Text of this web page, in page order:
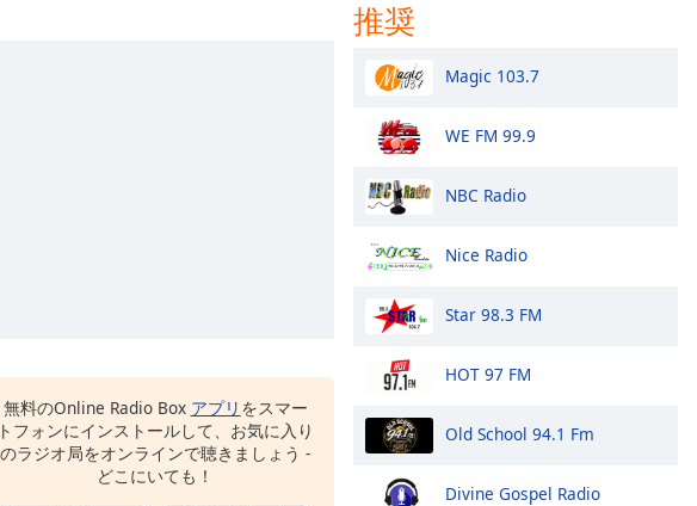
無料のOnline Radio Box アプリ をスマー
トフォンにインストールして、お気に入り
のラジオ局をオンラインで聴きましょう -
どこにいても！
推奨
Magic 103.7
WE FM 99.9
NBC Radio
Nice Radio
Star 98.3 FM
HOT 97 FM
Old School 94.1 Fm
Divine Gospel Radio